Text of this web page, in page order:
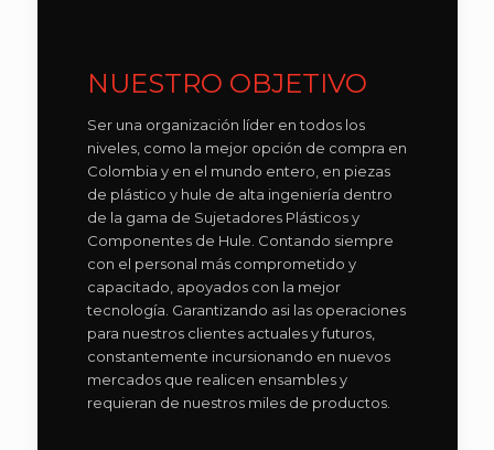
NUESTRO OBJETIVO
Ser una organización líder en todos los
niveles, como la mejor opción de compra en
Colombia y en el mundo entero, en piezas
de plástico y hule de alta ingeniería dentro
de la gama de Sujetadores Plásticos y
Componentes de Hule. Contando siempre
con el personal más comprometido y
capacitado, apoyados con la mejor
tecnología. Garantizando asi las operaciones
para nuestros clientes actuales y futuros,
constantemente incursionando en nuevos
mercados que realicen ensambles y
requieran de nuestros miles de productos.